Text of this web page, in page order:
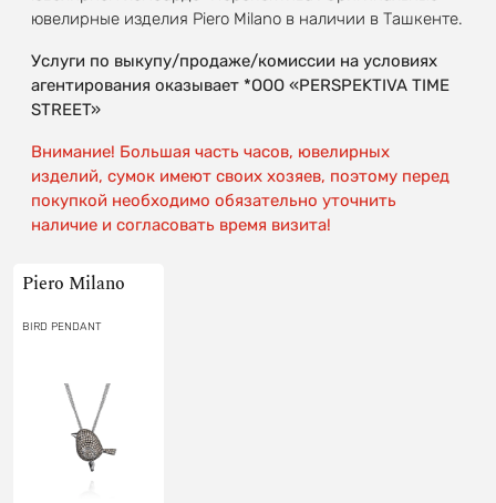
ювелирные изделия Piero Milano в наличии в Ташкенте.
Услуги по выкупу/продаже/комиссии на условиях
агентирования оказывает *OOO «PERSPEKTIVA TIME
STREET»
Внимание! Большая часть часов, ювелирных
изделий, сумок имеют своих хозяев, поэтому перед
покупкой необходимо обязательно уточнить
наличие и согласовать время визита!
Piero Milano
BIRD PENDANT